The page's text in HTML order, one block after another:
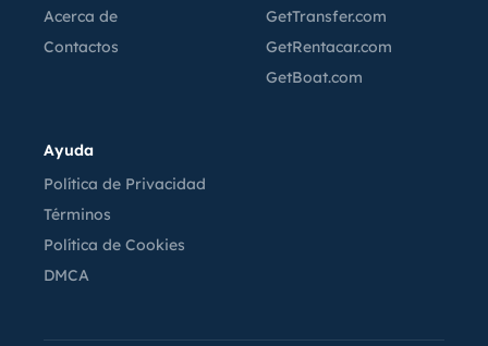
Acerca de
Contactos
GetTransfer.com
GetRentacar.com
GetBoat.com
Ayuda
Política de Privacidad
Términos
Política de Cookies
DMCA